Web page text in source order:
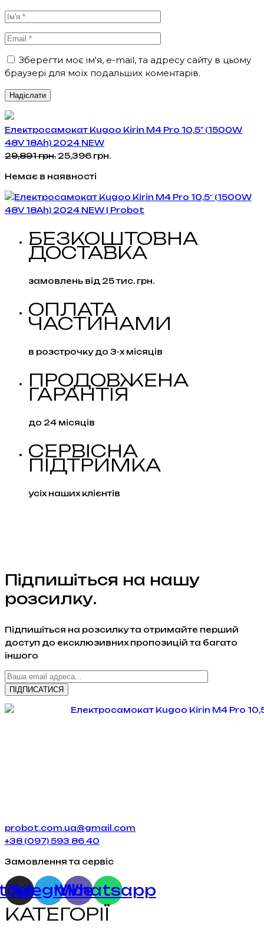
Зберегти моє ім'я, e-mail, та адресу сайту в цьому
браузері для моїх подальших коментарів.
Електросамокат Kugoo Kirin M4 Pro 10,5" (1500W
48V 18Ah) 2024 NEW
29,891грн. Оригінальна
29,891 грн..
25,396 грн.Поточна
Немає в наявності
БЕЗКОШТОВНА
ДОСТАВКА
замовлень від 25 тис. грн.
ОПЛАТА
ЧАСТИНАМИ
в розстрочку до 3-х місяців
ПРОДОВЖЕНА
ГАРАНТІЯ
до 24 місяців
СЕРВІСНА
ПІДТРИМКА
усіх наших клієнтів
Підпишіться на нашу
розсилку.
Підпишіться на розсилку та отримайте перший
доступ до ексклюзивних пропозицій та багато
іншого
probot.com.ua@gmail.com
+38 (097) 593 86 40
Замовлення та сервіс
Telegram
Viber
Whatsapp
КАТЕГОРІЇ